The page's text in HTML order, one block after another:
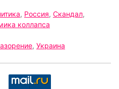
, Россия, Скандал,
коллапса
, Украина